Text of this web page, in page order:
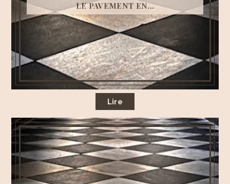
LE PAVEMENT EN...
Lire